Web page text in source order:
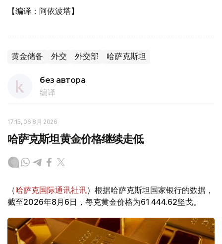
【编译：阿依波塔】
黄金储备 外交 外交部 哈萨克斯坦
без автора
编译
17:15, 06 8月 2026
哈萨克斯坦黄金价格继续走低
（哈萨克国际通讯社讯）根据哈萨克斯坦国家银行的数据，
截至2026年8月6日，每克黄金价格为61 444.62坚戈。